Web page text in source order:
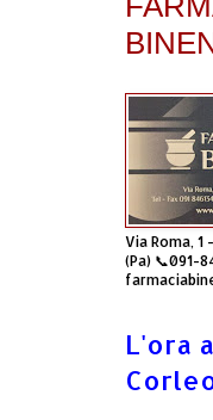
Via Roma, 1
(Pa) 📞091-
L'ora a